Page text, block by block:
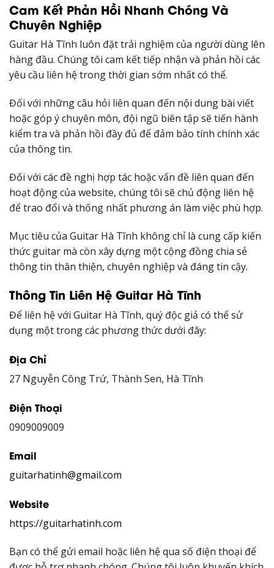
Cam Kết Phản Hồi Nhanh Chóng Và
Chuyên Nghiệp
Guitar Hà Tĩnh luôn đặt trải nghiệm của người dùng lên
hàng đầu. Chúng tôi cam kết tiếp nhận và phản hồi các
yêu cầu liên hệ trong thời gian sớm nhất có thể.
Đối với những câu hỏi liên quan đến nội dung bài viết
hoặc góp ý chuyên môn, đội ngũ biên tập sẽ tiến hành
kiểm tra và phản hồi đầy đủ để đảm bảo tính chính xác
của thông tin.
Đối với các đề nghị hợp tác hoặc vấn đề liên quan đến
hoạt động của website, chúng tôi sẽ chủ động liên hệ
để trao đổi và thống nhất phương án làm việc phù hợp.
Mục tiêu của Guitar Hà Tĩnh không chỉ là cung cấp kiến
thức guitar mà còn xây dựng một cộng đồng chia sẻ
thông tin thân thiện, chuyên nghiệp và đáng tin cậy.
Thông Tin Liên Hệ Guitar Hà Tĩnh
Để liên hệ với Guitar Hà Tĩnh, quý độc giả có thể sử
dụng một trong các phương thức dưới đây:
Địa Chỉ
27 Nguyễn Công Trứ, Thành Sen, Hà Tĩnh
Điện Thoại
0909009009
Email
guitarhatinh@gmail.com
Website
https://guitarhatinh.com
Bạn có thể gửi email hoặc liên hệ qua số điện thoại để